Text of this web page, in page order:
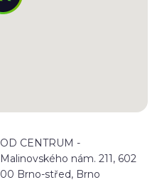
OD CENTRUM -
Malinovského nám. 211, 602
00 Brno-střed, Brno